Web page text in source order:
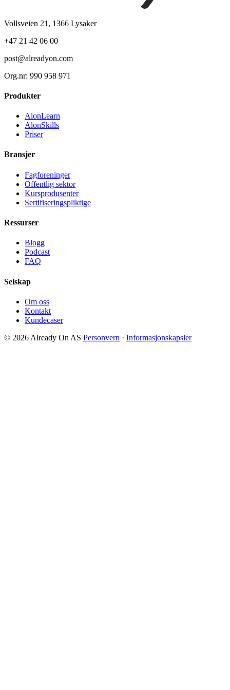
Vollsveien 21, 1366 Lysaker
+47 21 42 06 00
post@alreadyon.com
Org.nr: 990 958 971
Produkter
AlonLearn
AlonSkills
Priser
Bransjer
Fagforeninger
Offentlig sektor
Kursprodusenter
Sertifiseringspliktige
Ressurser
Blogg
Podcast
FAQ
Selskap
Om oss
Kontakt
Kundecaser
© 2026 Already On AS Personvern · Informasjonskapsler